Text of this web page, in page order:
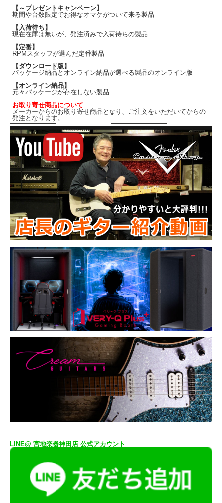
【～プレゼントキャンペーン】
期間や台数限定でお得なオマケがついて来る製品
【入荷待ち】
現在在庫は無いが、発注済みで入荷待ちの製品
【定番】
RPMスタッフが選んだ定番製品
【ダウンロード版】
パッケージ納品とオンライン納品が選べる製品のオンライン版
【オンライン納品】
元々パッケージが存在しない製品
お取り寄せ商品について
メーカーからのお取り寄せ商品となり、ご注文をいただいてからの
発注となります。
LINE@ 宮地楽器神田店 公式アカウント